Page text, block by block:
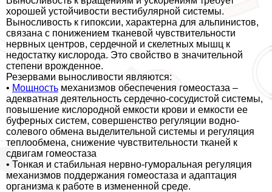
хорошей устойчивости вестибулярной системы.
Выносливость к гипоксии, хаpaктерна для альпинистов,
связана с понижением тканевой чувствительности
нервных центров, сердечной и скелетных мышц к
недостатку кислорода. Это свойство в значительной
степени врожденное.
Резервами выносливости являются:
• Мощность механизмов обеспечения гомеостаза –
адекватная деятельность сердечно-сосудистой системы,
повышение кислородной емкости крови и емкости ее
буферных систем, совершенство регуляции водно-
солевого обмена выделительной системы и регуляция
теплообмена, снижение чувствительности тканей к
сдвигам гомеостаза
• Тонкая и стабильная нервно-гумopaльная регуляция
механизмов поддержания гомеостаза и адаптация
организма к работе в измененной среде.